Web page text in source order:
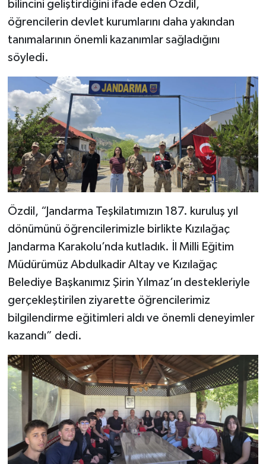
bilincini geliştirdiğini ifade eden Özdil,
öğrencilerin devlet kurumlarını daha yakından
tanımalarının önemli kazanımlar sağladığını
söyledi.
Özdil, “Jandarma Teşkilatımızın 187. kuruluş yıl
dönümünü öğrencilerimizle birlikte Kızılağaç
Jandarma Karakolu’nda kutladık. İl Milli Eğitim
Müdürümüz Abdulkadir Altay ve Kızılağaç
Belediye Başkanımız Şirin Yılmaz’ın destekleriyle
gerçekleştirilen ziyarette öğrencilerimiz
bilgilendirme eğitimleri aldı ve önemli deneyimler
kazandı” dedi.